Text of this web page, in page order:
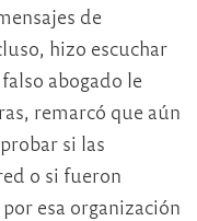
de
hizo escuchar
abogado le
remarcó que aún
si las
o si fueron
esa organización